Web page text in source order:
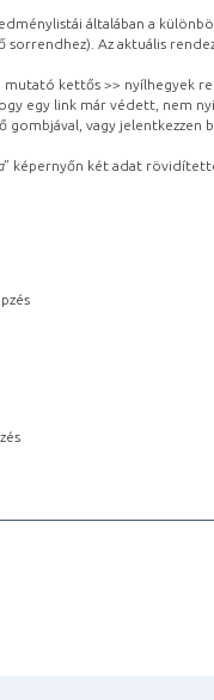
általában a
sorrendhez). Az aktuális
kettős >> nyílhegyek
egy link már védett, nem
gombjával, vagy
” képernyőn két adat